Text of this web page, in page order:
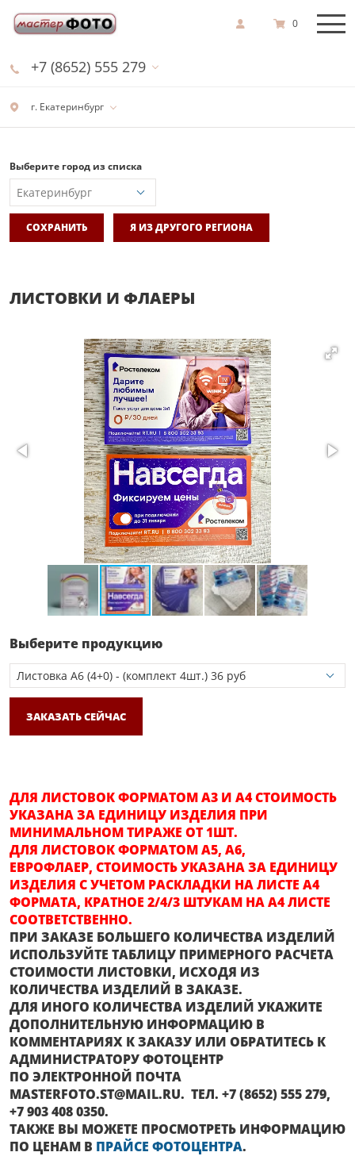
г. Екатеринбург
+7 (8652) 555 279
0
Выберите город из списка
СОХРАНИТЬ Я ИЗ ДРУГОГО РЕГИОНА
ЛИСТОВКИ И ФЛАЕРЫ
Выберите продукцию
ЗАКАЗАТЬ СЕЙЧАС
ДЛЯ ЛИСТОВОК ФОРМАТОМ А3 И А4 СТОИМОСТЬ
УКАЗАНА ЗА ЕДИНИЦУ ИЗДЕЛИЯ ПРИ
МИНИМАЛЬНОМ ТИРАЖЕ ОТ 1ШТ.
ДЛЯ ЛИСТОВОК ФОРМАТОМ А5, А6,
ЕВРОФЛАЕР, СТОИМОСТЬ УКАЗАНА ЗА ЕДИНИЦУ
ИЗДЕЛИЯ С УЧЕТОМ РАСКЛАДКИ НА ЛИСТЕ А4
ФОРМАТА, КРАТНОЕ 2/4/3 ШТУКАМ НА А4 ЛИСТЕ
СООТВЕТСТВЕННО.
ПРИ ЗАКАЗЕ БОЛЬШЕГО КОЛИЧЕСТВА ИЗДЕЛИЙ
ИСПОЛЬЗУЙТЕ ТАБЛИЦУ ПРИМЕРНОГО РАСЧЕТА
СТОИМОСТИ ЛИСТОВКИ, ИСХОДЯ ИЗ
КОЛИЧЕСТВА ИЗДЕЛИЙ В ЗАКАЗЕ.
ДЛЯ ИНОГО КОЛИЧЕСТВА ИЗДЕЛИЙ УКАЖИТЕ
ДОПОЛНИТЕЛЬНУЮ ИНФОРМАЦИЮ В
КОММЕНТАРИЯХ К ЗАКАЗУ ИЛИ ОБРАТИТЕСЬ К
АДМИНИСТРАТОРУ ФОТОЦЕНТР
ПО ЭЛЕКТРОННОЙ ПОЧТА
MASTERFOTO.ST@MAIL.RU. ТЕЛ. +7 (8652) 555 279,
+7 903 408 0350.
ТАКЖЕ ВЫ МОЖЕТЕ ПРОСМОТРЕТЬ ИНФОРМАЦИЮ
ПО ЦЕНАМ В ПРАЙСЕ ФОТОЦЕНТРА.